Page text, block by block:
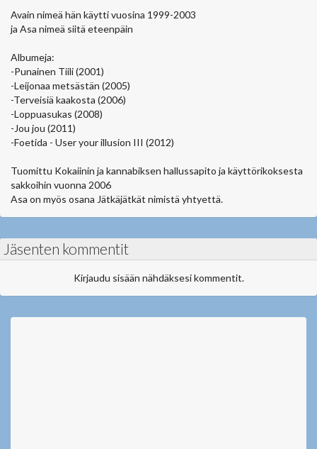
Avain nimeä hän käytti vuosina 1999-2003
ja Asa nimeä siitä eteenpäin
Albumeja:
-Punainen Tiili (2001)
-Leijonaa metsästän (2005)
-Terveisiä kaakosta (2006)
-Loppuasukas (2008)
-Jou jou (2011)
-Foetida - User your illusion III (2012)
Tuomittu Kokaiinin ja kannabiksen hallussapito ja käyttörikoksesta
sakkoihin vuonna 2006
Asa on myös osana Jätkäjätkät nimistä yhtyettä.
Jäsenten kommentit
Kirjaudu sisään nähdäksesi kommentit.